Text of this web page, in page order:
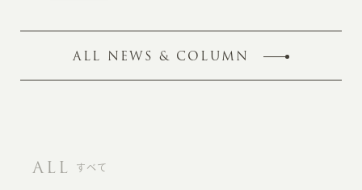
ALL NEWS & COLUMN
ALL すべて